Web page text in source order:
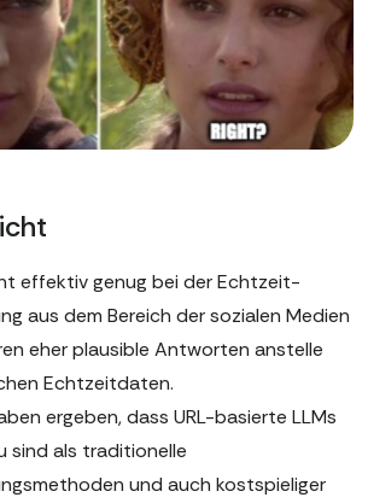
effektiv genug bei der Echtzeit-
aus dem Bereich der sozialen Medien
eher plausible Antworten anstelle
Echtzeitdaten.
ergeben, dass URL-basierte LLMs
sind als traditionelle
und auch kostspieliger